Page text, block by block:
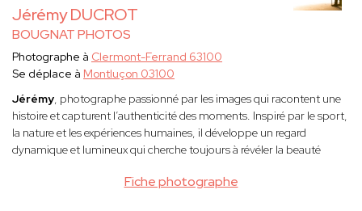
Jérémy DUCROT
BOUGNAT PHOTOS
Fiche photographe
Photographe à Clermont-Ferrand 63100
Se déplace à Montluçon 03100
Jérémy, photographe passionné par les images qui racontent une
histoire et capturent l’authenticité des moments. Inspiré par le sport,
la nature et les expériences humaines, il développe un regard
dynamique et lumineux qui cherche toujours à révéler la beauté